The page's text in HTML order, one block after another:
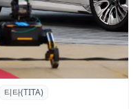
에 등장한 바퀴
티타(TITA)